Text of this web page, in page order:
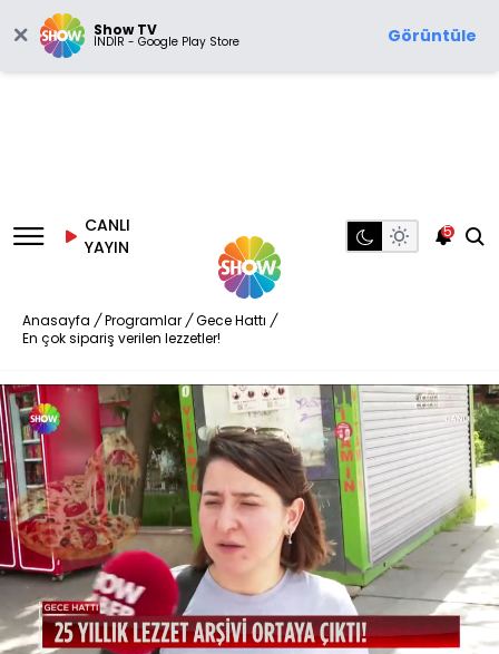
Show TV
İNDİR - Google Play Store Görüntüle
CANLI
YAYIN
5
Anasayfa / Programlar / Gece Hattı /
En çok sipariş verilen lezzetler!
Sesi
Yüklendi:
47.75%
Oynatma